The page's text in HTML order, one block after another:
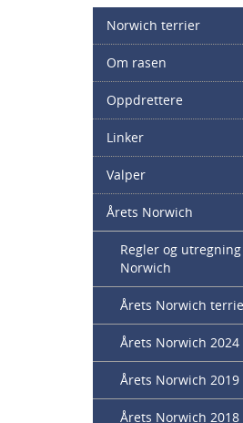
Norwich terrier
Om rasen
Oppdrettere
Linker
Valper
Årets Norwich
Regler og
Norwich
Årets Norwich
Årets Norwich 2024
Årets Norwich 2019
Årets Norwich 2018